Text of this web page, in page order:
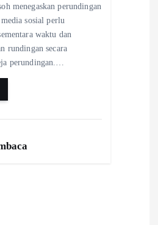
menegaskan perundingan
sosial perlu
waktu dan
rundingan secara
perundingan.…